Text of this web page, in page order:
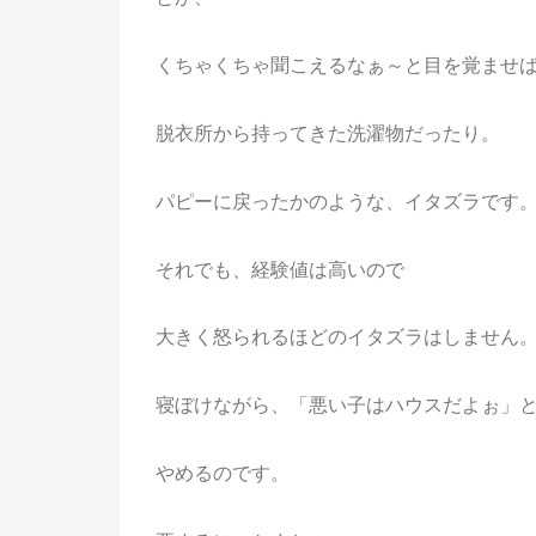
くちゃくちゃ聞こえるなぁ～と目を覚ませ
脱衣所から持ってきた洗濯物だったり。
パピーに戻ったかのような、イタズラです。
それでも、経験値は高いので
大きく怒られるほどのイタズラはしません。
寝ぼけながら、「悪い子はハウスだよぉ」
やめるのです。